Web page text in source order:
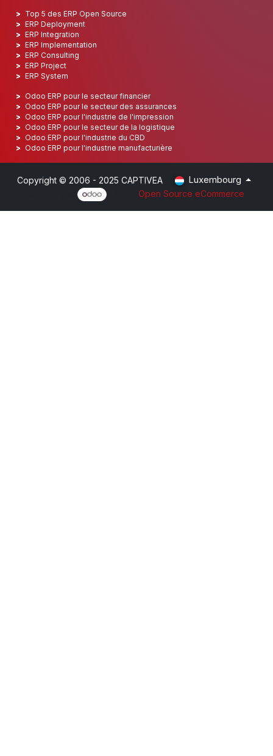
Top 5 des ERP Open Source
ERP Deployment
ERP Integration
ERP Implementation
ERP Consulting
ERP Project
ERP System
Odoo ERP pour le secteur financier
Odoo ERP pour le secteur des assurances
Odoo ERP pour l'industrie de l'impression
Odoo ERP pour le secteur de la logistique
Odoo ERP pour l'industrie du CBD
Odoo ERP pour l'industrie manufacturière
Copyright © 2006 - 2025 CAPTIVEA Luxembourg
- Le #1Open Source eCommerce